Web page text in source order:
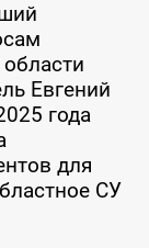
Евгений
года
для
СУ